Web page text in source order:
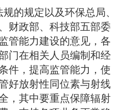
要求。若辐射
射安全行政许可
需配备的相应人
硬件条件要求不